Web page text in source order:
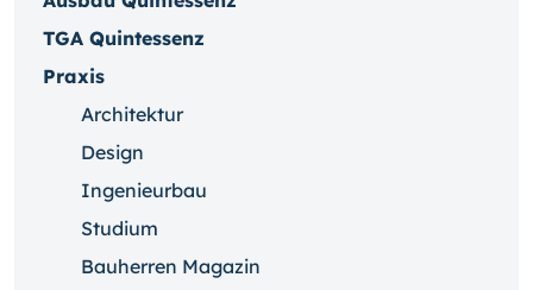
TGA Quintessenz
Praxis
Architektur
Design
Ingenieurbau
Studium
Bauherren Magazin